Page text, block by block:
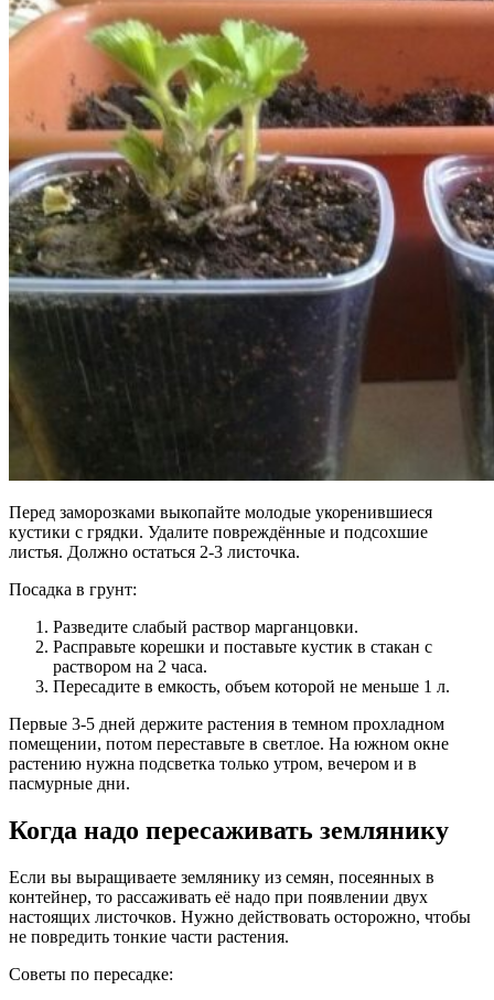
Перед заморозками выкопайте молодые укоренившиеся
кустики с грядки. Удалите повреждённые и подсохшие
листья. Должно остаться 2-3 листочка.
Посадка в грунт:
Разведите слабый раствор марганцовки.
Расправьте корешки и поставьте кустик в стакан с
раствором на 2 часа.
Пересадите в емкость, объем которой не меньше 1 л.
Первые 3-5 дней держите растения в темном прохладном
помещении, потом переставьте в светлое. На южном окне
растению нужна подсветка только утром, вечером и в
пасмурные дни.
Когда надо пересаживать землянику
Если вы выращиваете землянику из семян, посеянных в
контейнер, то рассаживать её надо при появлении двух
настоящих листочков. Нужно действовать осторожно, чтобы
не повредить тонкие части растения.
Советы по пересадке: